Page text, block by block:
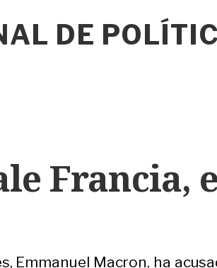
DE
Francia,
Emmanuel Macron, ha